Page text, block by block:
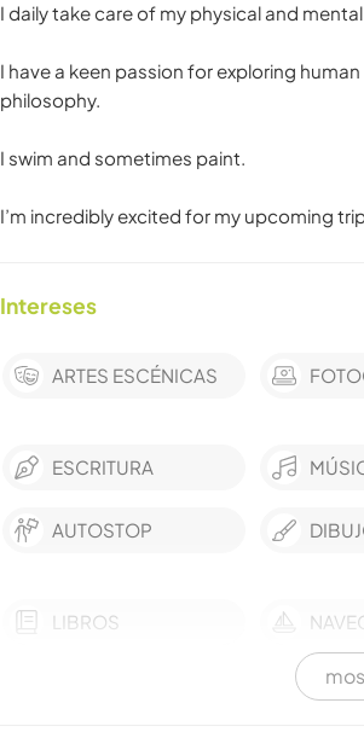
I daily take care of my physical and
I have a keen passion for exploring
philosophy.
I swim and sometimes paint.
I’m incredibly excited for my upcoming
Intereses
ARTES ESCÉNICAS
ESCRITURA
AUTOSTOP
LIBROS